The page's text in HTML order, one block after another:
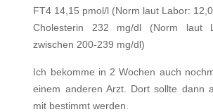
FT4 14,15 pmol/l (Norm laut Labor:
Cholesterin 232 mg/dl (Norm laut
zwischen 200-239 mg/dl)
Ich bekomme in 2 Wochen auch
einem anderen Arzt. Dort sollte dann
mit bestimmt werden.